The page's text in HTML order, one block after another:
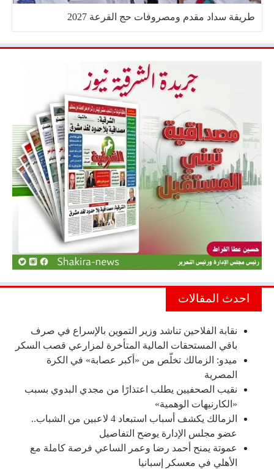
طريقة سداد مقدم ومصروفات حج القرعة 2027
احدث المقالات
نقابة الفلاحين تناشد وزير التموين بالإسراع في صرف
باقي المستحقات المالية المتأخرة لمزارعي قصب السكر
ميدو: الزمالك تخلّص من «أكبر عصابة» في الكرة
المصرية
نقيب الصحفيين يطلب اعتذارًا من مجدي البدوي بسبب
«الكارنيهات الوهمية»
الزمالك يكشف أسباب استبعاد 4 لاعبين من الشباب..
عضو مجلس الإدارة يوضح التفاصيل
عموتة يمنح أحمد رضا وعمر الساعي فرصة كاملة مع
الأهلي في معسكر إسبانيا